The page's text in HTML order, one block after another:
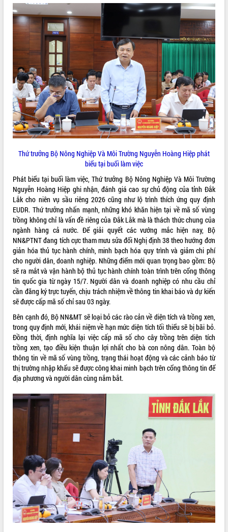
Đắk Lắk rà soát, điều chỉnh Đề án 190
về phát triển nuôi trồng thủy sản
Phó Chủ tịch UBND tỉnh Đắk Lắk
Trương Công Thái kiểm tra thực địa
Dự án cao tốc Khánh Hòa - Buôn Ma
Thuột
Định vị cà phê Việt Nam như một “di
sản sống” trong dòng chảy toàn cầu
Xây dựng nông thôn mới: Nâng cao đời
sống người dân từ những mô hình thiết
thực
Quyết liệt tháo gỡ vướng mắc, đẩy
nhanh tiến độ các dự án trọng điểm
trong Khu kinh tế Nam Phú Yên
Hòn Yến phát triển du lịch gắn với bảo
Lấy ý kiến điều chỉnh Quy hoạch tỉnh
Đắk Lắk thời kỳ 2021-2030, tầm nhìn
đến năm 2050
Phát động chiến dịch 30 ngày đêm
giải phóng mặt bằng Tuyến đường bộ
ven biển
Đắk Lắk nỗ lực thúc đẩy tăng trưởng
kinh tế từ 10% trở lên trong Quý
II/2026
Đắk Lắk ký kết thỏa thuận hợp tác về
chuyển đổi số giai đoạn 2026 – 2030
với Tập đoàn Bưu chính Viễn thông
Việt Nam
Thứ trưởng Bộ Y tế làm việc với tỉnh
Đắk Lắk về phát triển nhân lực y tế
cho trạm y tế cấp xã
Du lịch Đắk Lắk nâng tầm trải nghiệm
du khách thông qua Hệ thống cơ sở dữ
liệu và Bản đồ số
Tập huấn ứng dụng trí tuệ nhân tạo (AI)
trong thương mại điện tử năm 2026
Đoàn đại biểu Quốc hội tỉnh Đắk Lắk
trao đổi thông tin trước Kỳ họp thứ
nhất, Quốc hội khóa XVI
Quyết liệt cải cách hành chính, khơi
thông nguồn lực phát triển
Nâng cao hiệu lực, hiệu quả HĐND
tỉnh thông qua hiện đại hóa hành chính
Xã Ea Phê gắn cải cách hành chính với
chuyển đổi số
Phó Chủ tịch Thường trực UBND tỉnh
Thứ trưởng Bộ Nông Nghiệp Và Môi Trường Nguyễn Hoàng Hiệp phát
biểu tại buổi làm việc
Phát biểu tại buổi làm việc, Thứ trưởng Bộ Nông Nghiệp Và Môi Trường
Nguyễn Hoàng Hiệp ghi nhận, đánh giá cao sự chủ động của tỉnh Đắk
Lắk cho niên vụ sầu riêng 2026 cũng như lộ trình thích ứng quy định
EUDR. Thứ trưởng nhấn mạnh, những khó khăn hiện tại về mã số vùng
trồng không chỉ là vấn đề riêng của Đắk Lắk mà là thách thức chung của
ngành hàng cả nước. Để giải quyết các vướng mắc hiện nay, Bộ
NN&PTNT đang tích cực tham mưu sửa đổi Nghị định 38 theo hướng đơn
giản hóa thủ tục hành chính, minh bạch hóa quy trình và giảm chi phí
cho người dân, doanh nghiệp. Những điểm mới quan trọng bao gồm: Bộ
sẽ ra mắt và vận hành bộ thủ tục hành chính toàn trình trên cổng thông
tin quốc gia từ ngày 15/7. Người dân và doanh nghiệp có nhu cầu chỉ
cần đăng ký trực tuyến, chịu trách nhiệm về thông tin khai báo và dự kiến
sẽ được cấp mã số chỉ sau 03 ngày.
Bên cạnh đó, Bộ NN&MT sẽ loại bỏ các rào cản về diện tích và trồng xen,
trong quy định mới, khái niệm về hạn mức diện tích tối thiểu sẽ bị bãi bỏ.
Đồng thời, định nghĩa lại việc cấp mã số cho cây trồng trên diện tích
trồng xen, tạo điều kiện thuận lợi nhất cho bà con nông dân. Toàn bộ
thông tin về mã số vùng trồng, trạng thái hoạt động và các cảnh báo từ
thị trường nhập khẩu sẽ được công khai minh bạch trên cổng thông tin để
địa phương và người dân cùng nắm bắt.